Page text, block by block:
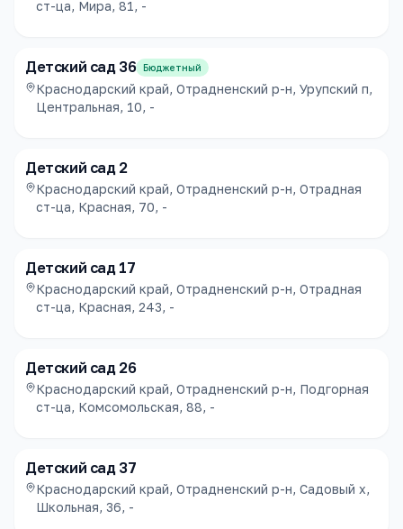
ст-ца, Мира, 81, -
Детский сад 36 Бюджетный
Краснодарский край, Отрадненский р-н, Урупский п,
Центральная, 10, -
Детский сад 2
Краснодарский край, Отрадненский р-н, Отрадная
ст-ца, Красная, 70, -
Детский сад 17
Краснодарский край, Отрадненский р-н, Отрадная
ст-ца, Красная, 243, -
Детский сад 26
Краснодарский край, Отрадненский р-н, Подгорная
ст-ца, Комсомольская, 88, -
Детский сад 37
Краснодарский край, Отрадненский р-н, Садовый х,
Школьная, 36, -